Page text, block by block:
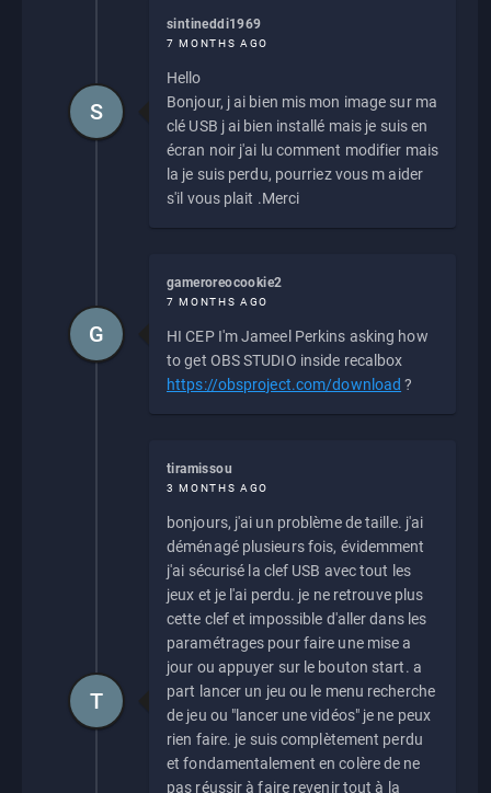
sintineddi1969
7 MONTHS AGO
Hello
Bonjour, j ai bien mis mon image sur ma
clé USB j ai bien installé mais je suis en
écran noir j'ai lu comment modifier mais
la je suis perdu, pourriez vous m aider
s'il vous plait .Merci
S
gameroreocookie2
7 MONTHS AGO
HI CEP I'm Jameel Perkins asking how
to get OBS STUDIO inside recalbox
https://obsproject.com/download ?
G
tiramissou
3 MONTHS AGO
bonjours, j'ai un problème de taille. j'ai
déménagé plusieurs fois, évidemment
j'ai sécurisé la clef USB avec tout les
jeux et je l'ai perdu. je ne retrouve plus
cette clef et impossible d'aller dans les
paramétrages pour faire une mise a
jour ou appuyer sur le bouton start. a
part lancer un jeu ou le menu recherche
de jeu ou "lancer une vidéos" je ne peux
rien faire. je suis complètement perdu
et fondamentalement en colère de ne
pas réussir à faire revenir tout à la
T